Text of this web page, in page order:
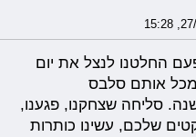
החלטנו לנצל את יום
מכל אותם סלבס
סליחה שצחקנו, פגענו,
שלכם, עשינו כותרות